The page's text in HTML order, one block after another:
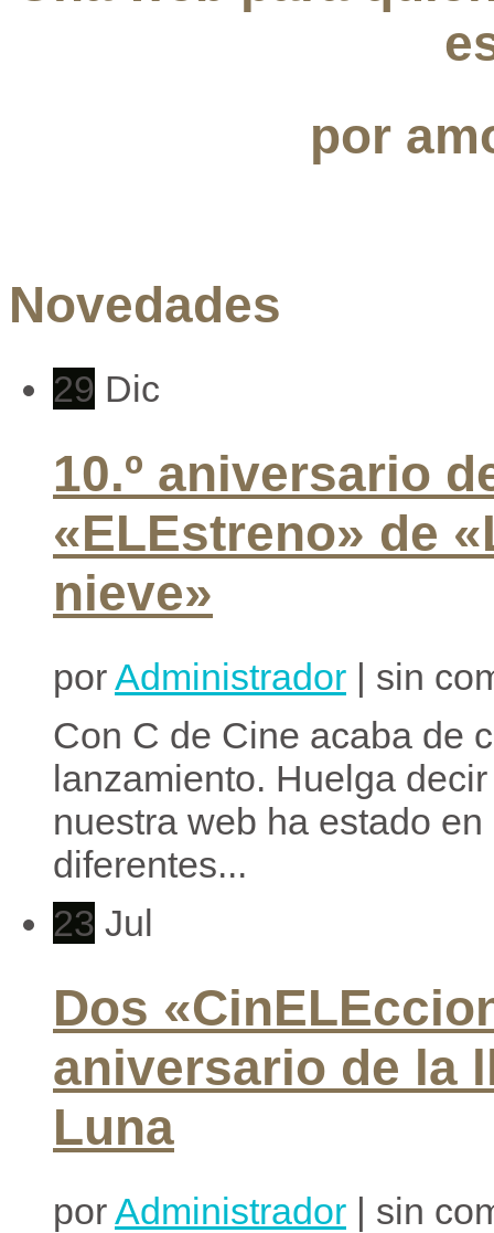
por
Novedades
29 Dic
10.º aniversario
«ELEstreno» de
nieve»
porAdministrador | sin
Con C de Cine acaba de
lanzamiento. Huelga
nuestra web ha estado
diferentes...
23 Jul
Dos
aniversario de la
Luna
porAdministrador | sin